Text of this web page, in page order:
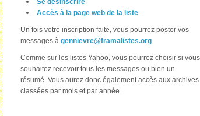
Se désinscrire
Accès à la page web de la liste
Un fois votre inscription faite, vous pourrez poster vos
messages à gennievre@framalistes.org
Comme sur les listes Yahoo, vous pourrez choisir si vous
souhaitez recevoir tous les messages ou bien un
résumé. Vous aurez donc également accès aux archives
classées par mois et par année.